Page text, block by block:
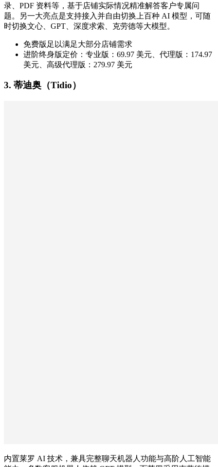
录、PDF 资料等，基于店铺实际情况精准解答客户专属问
题。另一大亮点是支持接入并自由切换上百种 AI 模型，可随
时切换文心、GPT、深度求索、克劳德等大模型。
免费版足以满足大部分店铺需求
进阶终身版定价：专业版：69.97 美元、代理版：174.97
美元、高级代理版：279.97 美元
3. 蒂迪奥（Tidio）
内置莱罗 AI 技术，兼具完整聊天机器人功能与高阶人工智能